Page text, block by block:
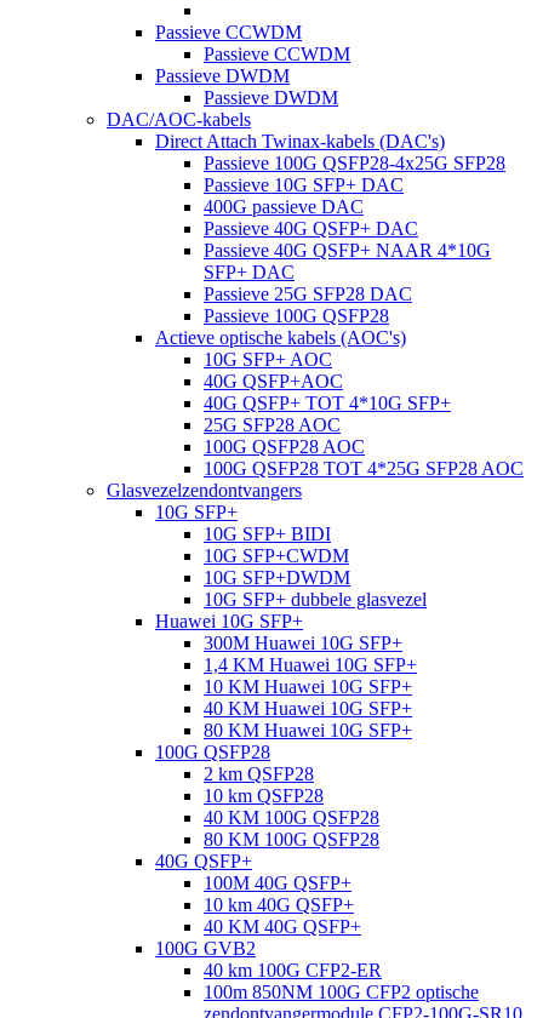
Passieve CCWDM
Passieve CCWDM
Passieve DWDM
Passieve DWDM
DAC/AOC-kabels
Direct Attach Twinax-kabels (DAC's)
Passieve 100G QSFP28-4x25G SFP28
Passieve 10G SFP+ DAC
400G passieve DAC
Passieve 40G QSFP+ DAC
Passieve 40G QSFP+ NAAR 4*10G
SFP+ DAC
Passieve 25G SFP28 DAC
Passieve 100G QSFP28
Actieve optische kabels (AOC's)
10G SFP+ AOC
40G QSFP+AOC
40G QSFP+ TOT 4*10G SFP+
25G SFP28 AOC
100G QSFP28 AOC
100G QSFP28 TOT 4*25G SFP28 AOC
Glasvezelzendontvangers
10G SFP+
10G SFP+ BIDI
10G SFP+CWDM
10G SFP+DWDM
10G SFP+ dubbele glasvezel
Huawei 10G SFP+
300M Huawei 10G SFP+
1,4 KM Huawei 10G SFP+
10 KM Huawei 10G SFP+
40 KM Huawei 10G SFP+
80 KM Huawei 10G SFP+
100G QSFP28
2 km QSFP28
10 km QSFP28
40 KM 100G QSFP28
80 KM 100G QSFP28
40G QSFP+
100M 40G QSFP+
10 km 40G QSFP+
40 KM 40G QSFP+
100G GVB2
40 km 100G CFP2-ER
100m 850NM 100G CFP2 optische
zendontvangermodule CFP2-100G-SR10